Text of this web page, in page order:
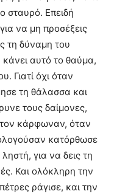
σταυρό. Επειδή
να μη προσέξεις
τη δύναμη του
αυτό το θαύμα,
Γιατί όχι όταν
τη θάλασσα και
τους δαίμονες,
κάρφωναν, όταν
κατόρθωσε
για να δεις τη
Και ολόκληρη την
ράγισε, και την